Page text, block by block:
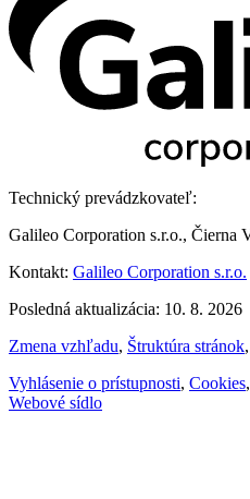
Technický prevádzkovateľ:
Galileo Corporation s.r.o., Čierna
Kontakt: Galileo Corporation s.r.o.
Posledná aktualizácia: 10. 8. 2026
Zmena vzhľadu, Štruktúra stránok,
Vyhlásenie o prístupnosti, Cookies,
Webové sídlo